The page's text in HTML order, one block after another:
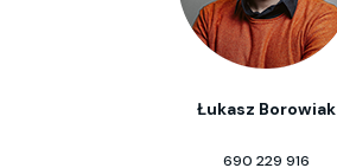
Łukasz Borowiak
690 229 916